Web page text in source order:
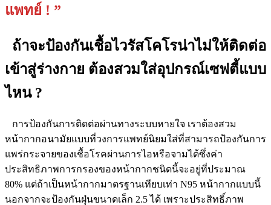
แพทย์ ! ”
ถ้าจะป้องกันเชื้อไวรัสโคโรน่าไม่ให้ติดต่อ
เข้าสู่ร่างกาย ต้องสวมใส่อุปกรณ์เซฟตี้แบบ
ไหน ?
การป้องกันการติดต่อผ่านทางระบบหายใจ เราต้องสวม
หน้ากากอนามัยแบบที่วงการแพทย์นิยมใส่ที่สามารถป้องกันการ
แพร่กระจายของเชื้อโรคผ่านการไอหรือจามได้ซึ่งค่า
ประสิทธิภาพการกรองของหน้ากากชนิดนี้จะอยู่ที่ประมาณ
80% แต่ถ้าเป็นหน้ากากมาตรฐานเทียบเท่า N95 หน้ากากแบบนี้
นอกจากจะป้องกันฝุ่นขนาดเล็ก 2.5 ได้ เพราะประสิทธิ์ภาพ